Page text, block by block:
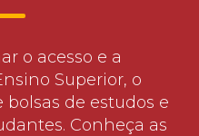
o acesso e a
Superior, o
bolsas de estudos e
Conheça as